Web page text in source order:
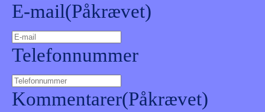
E-mail(Påkrævet)
Telefonnummer
Kommentarer(Påkrævet)